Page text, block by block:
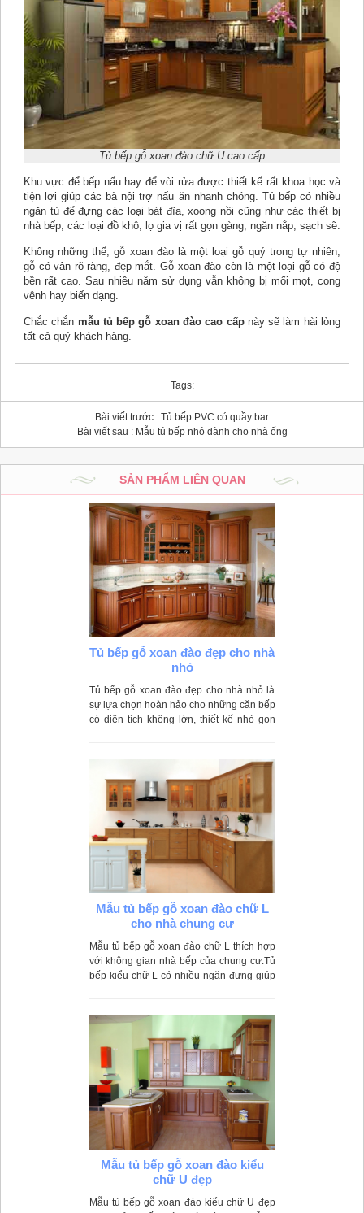
Tủ bếp gỗ xoan đào chữ U cao cấp
Khu vực để bếp nấu hay để vòi rửa được thiết kế rất khoa học và
tiện lợi giúp các bà nội trợ nấu ăn nhanh chóng. Tủ bếp có nhiều
ngăn tủ để đựng các loại bát đĩa, xoong nồi cũng như các thiết bị
nhà bếp, các loại đồ khô, lọ gia vị rất gọn gàng, ngăn nắp, sạch sẽ.
Không những thế, gỗ xoan đào là một loại gỗ quý trong tự nhiên,
gỗ có vân rõ ràng, đẹp mắt. Gỗ xoan đào còn là một loại gỗ có độ
bền rất cao. Sau nhiều năm sử dụng vẫn không bị mối mọt, cong
vênh hay biến dạng.
Chắc chắn mẫu tủ bếp gỗ xoan đào cao cấpnày sẽ làm hài lòng
tất cả quý khách hàng.
Tags:
Bài viết trước : Tủ bếp PVC có quầy bar
Bài viết sau :Mẫu tủ bếp nhỏ dành cho nhà ống
SẢN PHẨM LIÊN QUAN
Tủ bếp gỗ xoan đào đẹp cho nhà
nhỏ
Tủ bếp gỗ xoan đào đẹp cho nhà nhỏ là
sự lựa chọn hoàn hảo cho những căn bếp
có diện tích không lớn, thiết kế nhỏ gọn
Mẫu tủ bếp gỗ xoan đào chữ L
cho nhà chung cư
Mẫu tủ bếp gỗ xoan đào chữ L thích hợp
với không gian nhà bếp của chung cư.Tủ
bếp kiểu chữ L có nhiều ngăn đựng giúp
Mẫu tủ bếp gỗ xoan đào kiểu
chữ U đẹp
Mẫu tủ bếp gỗ xoan đào kiểu chữ U đẹp